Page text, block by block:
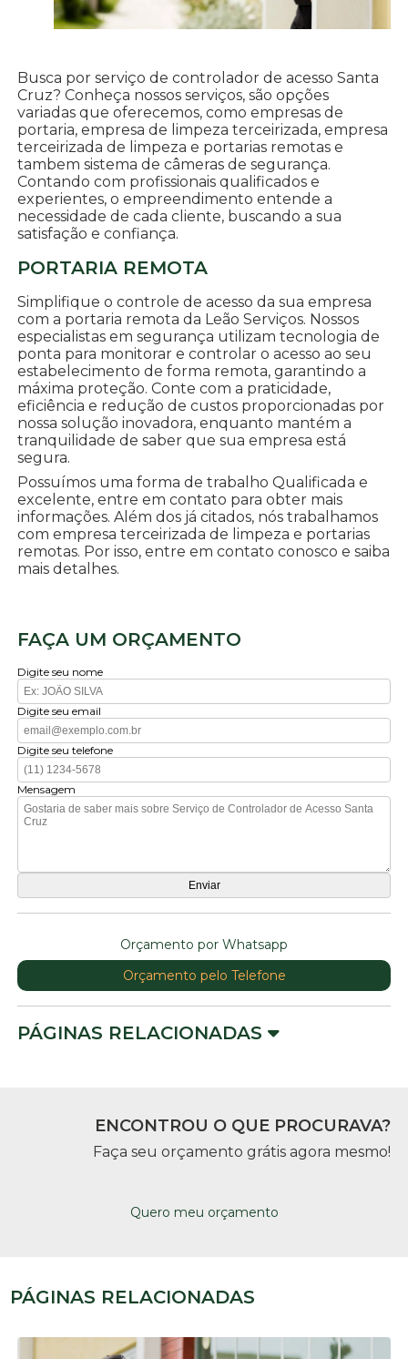
Busca por serviço de controlador de acesso Santa
Cruz? Conheça nossos serviços, são opções
variadas que oferecemos, como empresas de
portaria, empresa de limpeza terceirizada, empresa
terceirizada de limpeza e portarias remotas e
tambem sistema de câmeras de segurança.
Contando com profissionais qualificados e
experientes, o empreendimento entende a
necessidade de cada cliente, buscando a sua
satisfação e confiança.
PORTARIA REMOTA
Simplifique o controle de acesso da sua empresa
com a portaria remota da Leão Serviços. Nossos
especialistas em segurança utilizam tecnologia de
ponta para monitorar e controlar o acesso ao seu
estabelecimento de forma remota, garantindo a
máxima proteção. Conte com a praticidade,
eficiência e redução de custos proporcionadas por
nossa solução inovadora, enquanto mantém a
tranquilidade de saber que sua empresa está
segura.
Possuímos uma forma de trabalho Qualificada e
excelente, entre em contato para obter mais
informações. Além dos já citados, nós trabalhamos
com empresa terceirizada de limpeza e portarias
remotas. Por isso, entre em contato conosco e saiba
mais detalhes.
FAÇA UM ORÇAMENTO
Digite seu nome
Digite seu email
Digite seu telefone
Mensagem
Orçamento por Whatsapp
Orçamento pelo Telefone
PÁGINAS RELACIONADAS
ENCONTROU O QUE PROCURAVA?
Faça seu orçamento grátis agora mesmo!
Quero meu orçamento
PÁGINAS RELACIONADAS